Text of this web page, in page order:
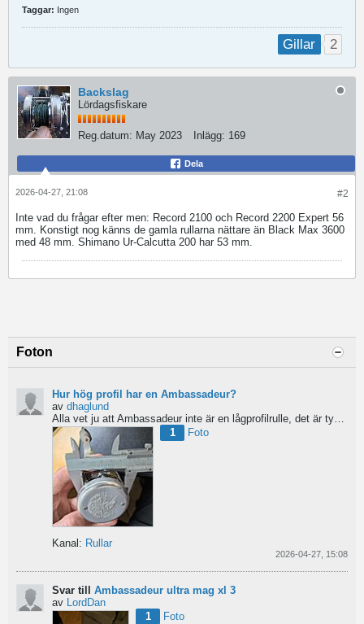
Taggar: Ingen
Gillar 2
Backslag
Lördagsfiskare
Reg.datum: May 2023 Inlägg: 169
Dela
#2
2026-04-27, 21:08
Inte vad du frågar efter men: Record 2100 och Record 2200 Expert 56
mm. Konstigt nog känns de gamla rullarna nättare än Black Max 3600
med 48 mm. Shimano Ur-Calcutta 200 har 53 mm.
Foton
Hur hög profil har en Ambassadeur?
av dhaglund
Alla vet ju att Ambassadeur inte är en lågprofilrulle, det är tydligt. Men hur hög profil har de egentligen?...
1
Foto
Kanal: Rullar
2026-04-27, 15:08
Svar till Ambassadeur ultra mag xl 3
av LordDan
1
Foto